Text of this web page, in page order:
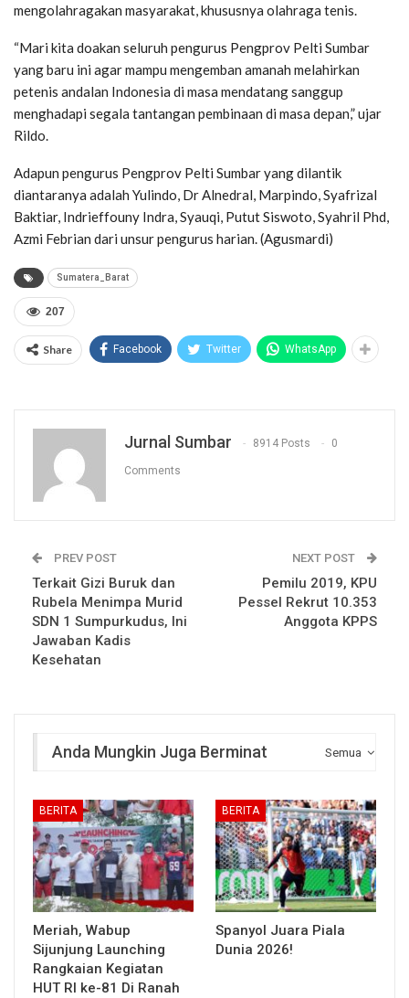
mengolahragakan masyarakat, khususnya olahraga tenis.
“Mari kita doakan seluruh pengurus Pengprov Pelti Sumbar
yang baru ini agar mampu mengemban amanah melahirkan
petenis andalan Indonesia di masa mendatang sanggup
menghadapi segala tantangan pembinaan di masa depan,” ujar
Rildo.
Adapun pengurus Pengprov Pelti Sumbar yang dilantik
diantaranya adalah Yulindo, Dr Alnedral, Marpindo, Syafrizal
Baktiar, Indrieffouny Indra, Syauqi, Putut Siswoto, Syahril Phd,
Azmi Febrian dari unsur pengurus harian. (Agusmardi)
Sumatera_Barat
207
Share Facebook Twitter WhatsApp
Jurnal Sumbar 8914 Posts 0
Comments
PREV POST
Terkait Gizi Buruk dan
Rubela Menimpa Murid
SDN 1 Sumpurkudus, Ini
Jawaban Kadis
Kesehatan
NEXT POST
Pemilu 2019, KPU
Pessel Rekrut 10.353
Anggota KPPS
Semua
Anda Mungkin Juga Berminat
BERITA
Meriah, Wabup
Sijunjung Launching
Rangkaian Kegiatan
HUT RI ke-81 Di Ranah
BERITA
Spanyol Juara Piala
Dunia 2026!